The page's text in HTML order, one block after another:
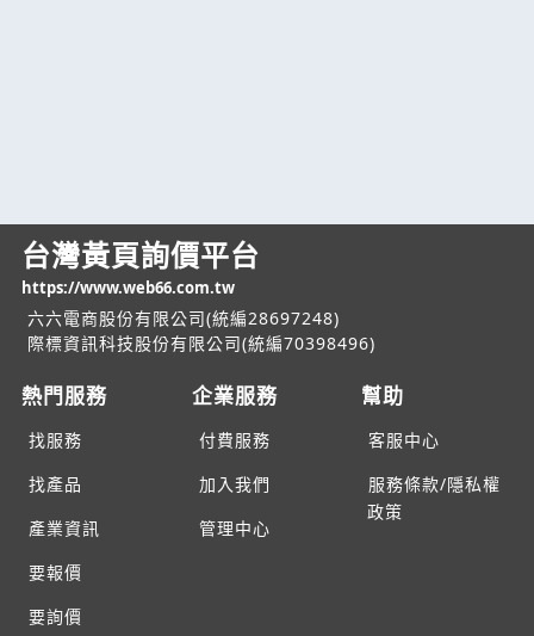
台灣黃頁詢價平台
https://www.web66.com.tw
六六電商股份有限公司(統編28697248)
際標資訊科技股份有限公司(統編70398496)
熱門服務
找服務
找產品
產業資訊
要報價
要詢價
企業服務
付費服務
加入我們
管理中心
幫助
客服中心
服務條款/隱私權
政策